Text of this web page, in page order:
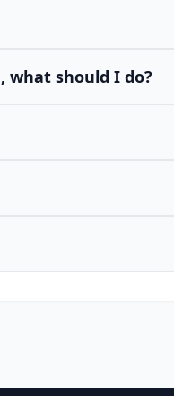
what should I do?